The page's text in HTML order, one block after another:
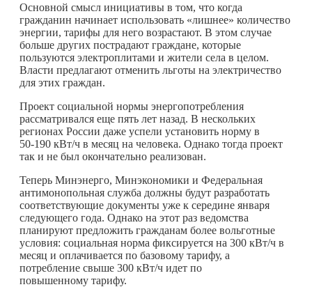
Основной смысл инициативы в том, что когда
гражданин начинает использовать «лишнее» количество
энергии, тарифы для него возрастают. В этом случае
больше других пострадают граждане, которые
пользуются электроплитами и жители села в целом.
Власти предлагают отменить льготы на электричество
для этих граждан.
Проект социальной нормы энергопотребления
рассматривался еще пять лет назад. В нескольких
регионах России даже успели установить норму в
50‑190 кВт/ч в месяц на человека. Однако тогда проект
так и не был окончательно реализован.
Теперь Минэнерго, Минэкономики и Федеральная
антимонопольная служба должны будут разработать
соответствующие документы уже к середине января
следующего года. Однако на этот раз ведомства
планируют предложить гражданам более вольготные
условия: социальная норма фиксируется на 300 кВт/ч в
месяц и оплачивается по базовому тарифу, а
потребление свыше 300 кВт/ч идет по
повышенному тарифу.